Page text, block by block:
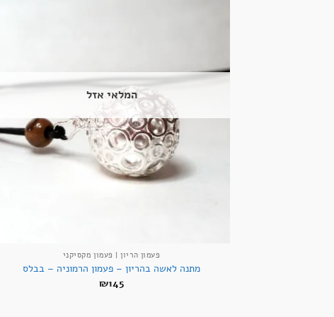
המלאי אזל
פעמון הריון | פעמון מקסיקני
מתנה לאשה בהריון – פעמון הרמוניה – בבלס
₪145